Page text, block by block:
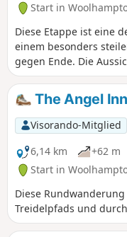
Start in
Diese Etappe ist eine
einem besonders
gegen Ende. Die
wert. Das Ende der
Anstieg auf dem
Unterwegs können Sie
einen ländlichen
Namen „Tutts Clump”,
Beete,
Kreidefelsen und
The Angel
Visorando-Mitglied
6,14 km
+62 m
Start in
Diese
Treidelpfads und